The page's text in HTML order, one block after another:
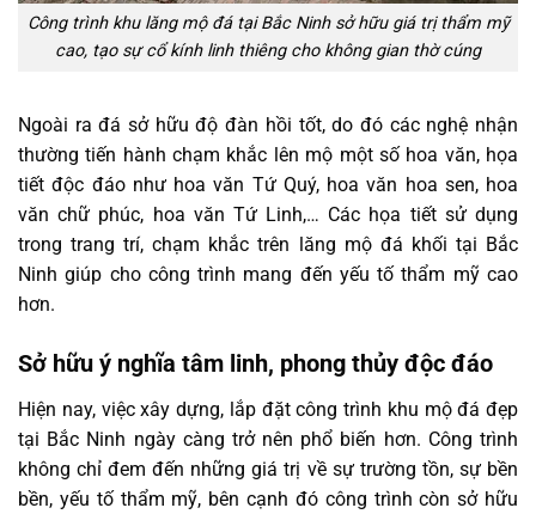
Công trình khu lăng mộ đá tại Bắc Ninh sở hữu giá trị thẩm mỹ
cao, tạo sự cổ kính linh thiêng cho không gian thờ cúng
Ngoài ra đá sở hữu độ đàn hồi tốt, do đó các nghệ nhận
thường tiến hành chạm khắc lên mộ một số hoa văn, họa
tiết độc đáo như hoa văn Tứ Quý, hoa văn hoa sen, hoa
văn chữ phúc, hoa văn Tứ Linh,… Các họa tiết sử dụng
trong trang trí, chạm khắc trên lăng mộ đá khối tại Bắc
Ninh giúp cho công trình mang đến yếu tố thẩm mỹ cao
hơn.
Sở hữu ý nghĩa tâm linh, phong thủy độc đáo
Hiện nay, việc xây dựng, lắp đặt công trình khu mộ đá đẹp
tại Bắc Ninh ngày càng trở nên phổ biến hơn. Công trình
không chỉ đem đến những giá trị về sự trường tồn, sự bền
bền, yếu tố thẩm mỹ, bên cạnh đó công trình còn sở hữu